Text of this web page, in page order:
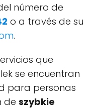
número de
o a través de su
.
que
se encuentran
para personas
de szybkie